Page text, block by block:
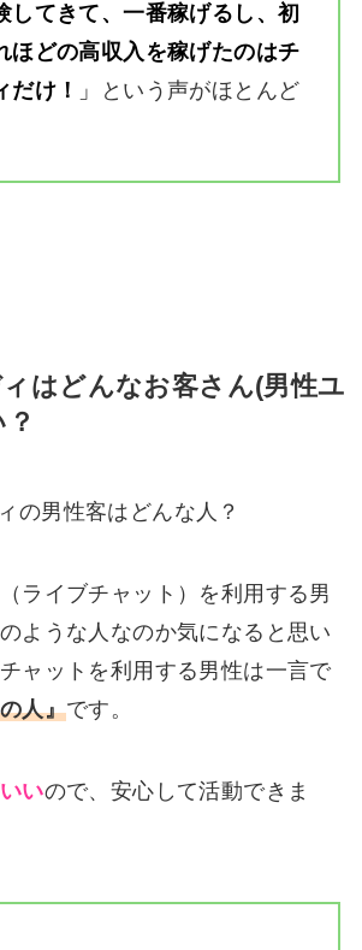
してきて、一番稼げるし、初
ほどの高収入を稼げたのはチ
だけ！
」
という声がほとんど
はどんなお客さん(男性ユ
ライブチャット）を利用する男
ような人なのか気になると思い
ャットを利用する男性は一言で
人』です。
いので、安心して活動できま